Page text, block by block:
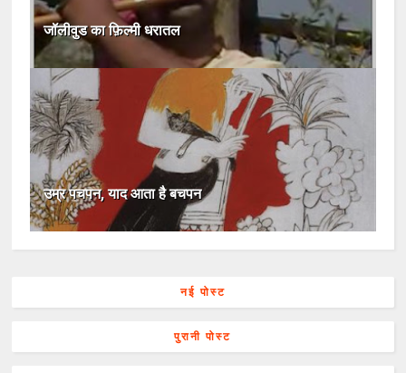
जॉलीवुड का फ़िल्मी धरातल
उम्र पचपन, याद आता है बचपन
नई पोस्ट
पुरानी पोस्ट